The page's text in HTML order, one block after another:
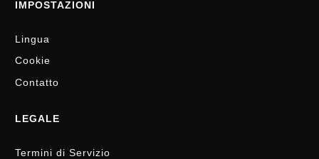
IMPOSTAZIONI
Lingua
Cookie
Contatto
LEGALE
Termini di Servizio